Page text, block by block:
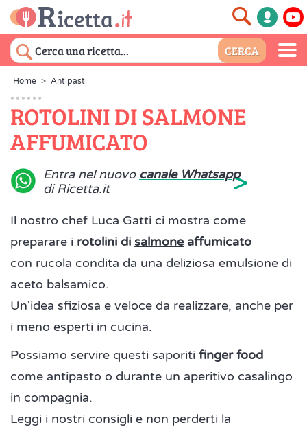
Home > Antipasti
ROTOLINI DI SALMONE
AFFUMICATO
Entra nel nuovo canale Whatsapp
di Ricetta.it
>
Il nostro chef Luca Gatti ci mostra come
preparare i rotolini di salmoneaffumicato
con rucola condita da una deliziosa emulsione di
aceto balsamico.
Un'idea sfiziosa e veloce da realizzare, anche per
i meno esperti in cucina.
Possiamo servire questi saporiti finger food
come antipasto o durante un aperitivo casalingo
in compagnia.
Leggi i nostri consigli e non perderti la